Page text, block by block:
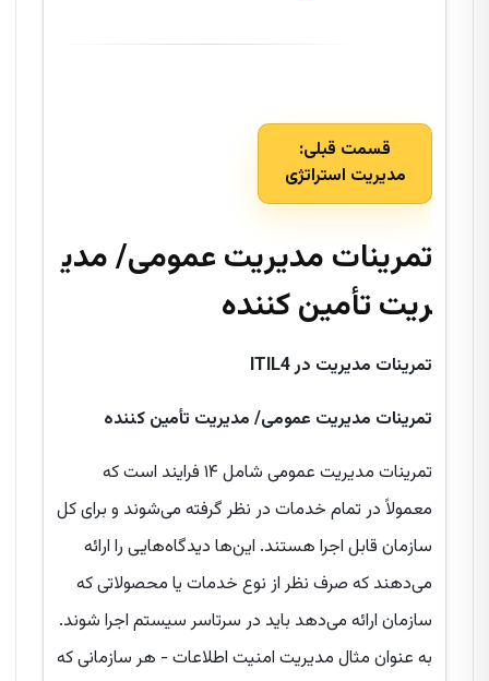
قسمت قبلی:
مدیریت استراتژی
تمرینات مدیریت عمومی/مدی
ریتتأمین کننده
تمرینات مدیریت درITIL4
تمرینات مدیریت عمومی/ مدیریت تأمین کننده
تمرینات مدیریت عمومی شامل ۱۴ فرایند است که
معمولاً در تمام خدمات در نظر گرفته می‌شوند و برای کل
سازمان قابل اجرا هستند. این‌ها دیدگاه‌هایی را ارائه
می‌دهند که صرف نظر از نوع خدمات یا محصولاتی که
سازمان ارائه می‌دهد باید در سرتاسر سیستم اجرا شوند.
به عنوان مثال مدیریت امنیت اطلاعات - هر سازمانی که